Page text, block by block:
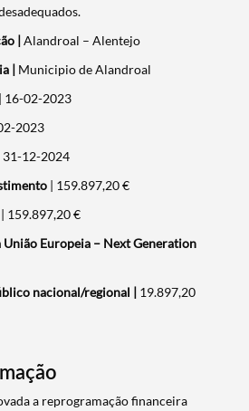
| Alandroal – Alentejo
| Municipio de Alandroal
| 16-02-2023
2023
31-12-2024
| 159.897,20 €
| 159.897,20 €
Europeia – Next Generation
nacional/regional | 19.897,20
a reprogramação financeira